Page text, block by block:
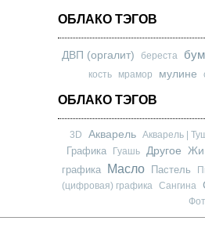
ОБЛАКО ТЭГОВ
ДВП (оргалит) береста
кость мрамор мулине
ОБЛАКО ТЭГОВ
3D Акварель Акварель |
Графика Гуашь Другое
графика
Масло Пастель
(цифровая) графика
Сангина